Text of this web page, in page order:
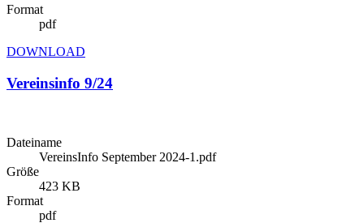
gesammelt haben. Die
Footer aufgerufen und angepasst werden.
Format
pdf
DOWNLOAD
Vereinsinfo 9/24
Dateiname
VereinsInfo September 2024-1.pdf
Größe
423 KB
Format
pdf